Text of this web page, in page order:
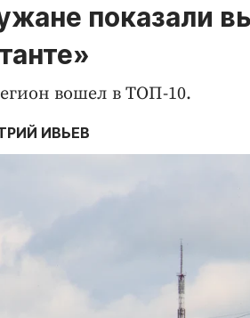
показали
вошел в ТОП-10.
ИВЬЕВ